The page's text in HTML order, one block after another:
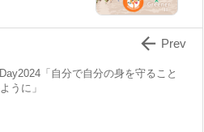
「自分で自分の身を守ること
うに」
 Prev